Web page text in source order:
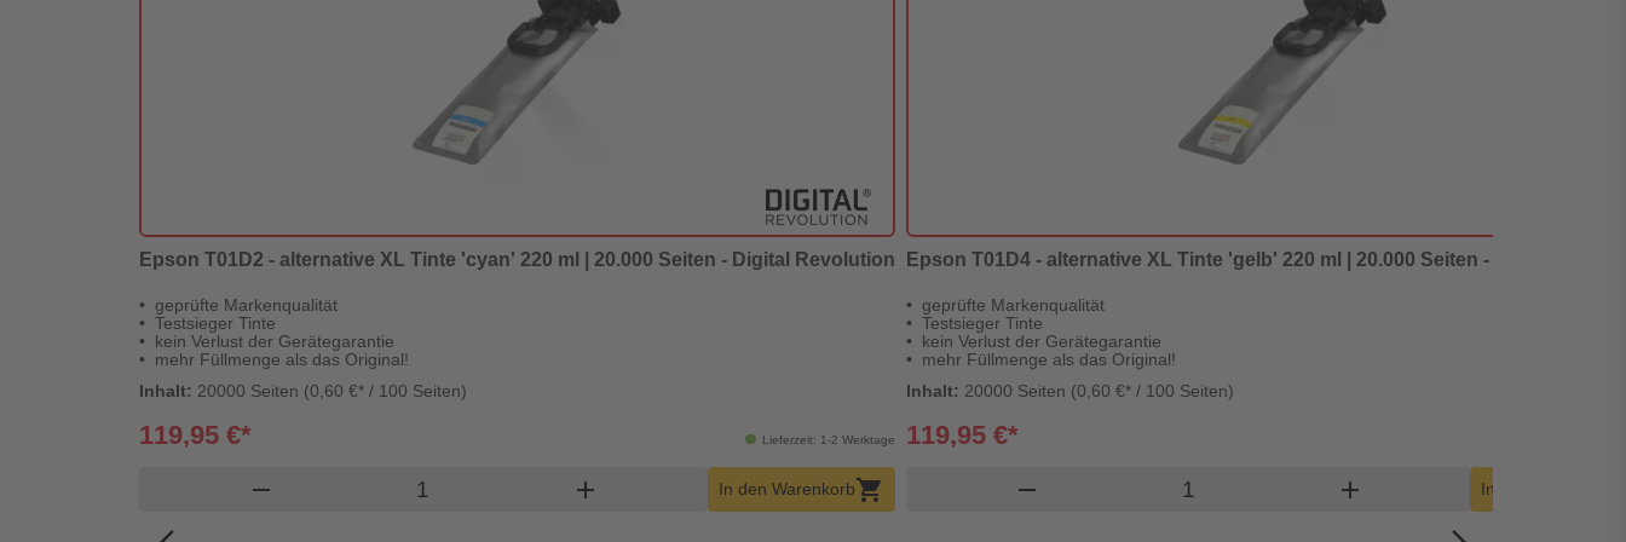
Epson T01D2 - alternative XL Tinte 'cyan' 220 ml | 20.000 Seiten - Digital Revolution
geprüfte Markenqualität
Testsieger Tinte
kein Verlust der Gerätegarantie
mehr Füllmenge als das Original!
Inhalt: 20000 Seiten (0,60 €* / 100 Seiten)
Lieferzeit: 1-2 Werktage
119,95 €*
remove Produkt Warenkorb Menge
add In den Warenkorbshopping_cart
Epson T01D4 - alternative XL Tinte 'gelb' 220 ml | 20.000 Seiten - Digital
geprüfte Markenqualität
Testsieger Tinte
kein Verlust der Gerätegarantie
mehr Füllmenge als das Original!
Inhalt: 20000 Seiten (0,60 €* / 100 Seiten)
119,95 €*
remove Produkt Warenkorb Menge
add In den Warenkorb